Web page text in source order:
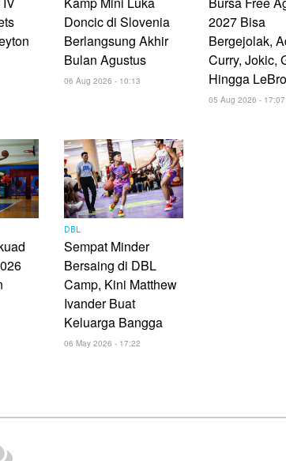
Doncic di Slovenia
Berlangsung Akhir
Bulan Agustus
06 Aug 2026 - 10:13
2027 Bisa
Bergejolak,
Curry, Jokic,
Hingga
05 Aug 2026 - 17:07
DBL
Sempat Minder
Bersaing di DBL
Camp, Kini Matthew
Ivander Buat
Keluarga Bangga
06 May 2026 - 17:22